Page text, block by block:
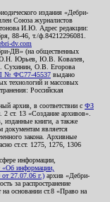
издания «Дебри-
Союза журналистов
И.Ю. Адрес редакции:
88-46, т./ф.84212296081.
dv.com
ДВ» (на общественных
Юрьев, Ю.В. Ковалев,
О.В. Егорова
№ ФС77-45537 выдано
технологий и массовых
Российская
архив, в соответствии с ФЗ
2 ст. 13 «Создание архивов».
изданные книги, а также
документам является
закона. Архивные
ст.ст. 1275, 1276, 1306
информации,
информации,
27.07.06 г.) архив «Дебри-
за распространение
основании ст.8 «Право на